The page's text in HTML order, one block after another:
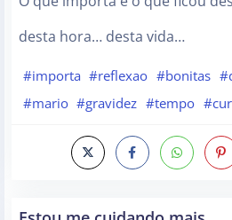
desta hora… desta vida…
#importa #reflexao #bonitas
#mario #gravidez #tempo